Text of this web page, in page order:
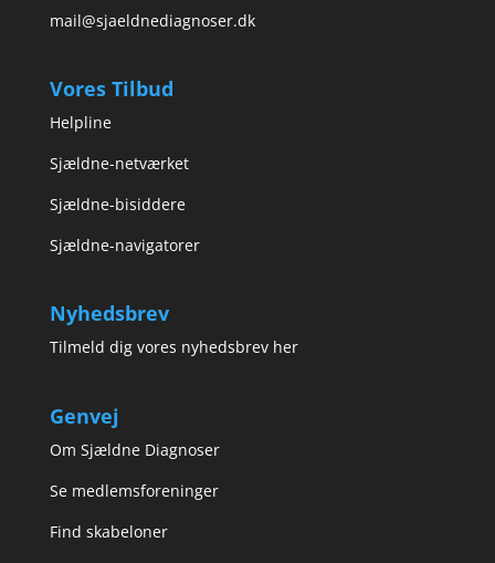
mail@sjaeldnediagnoser.dk
Vores Tilbud
Helpline
Sjældne-netværket
Sjældne-bisiddere
Sjældne-navigatorer
Nyhedsbrev
Tilmeld dig vores nyhedsbrev her
Genvej
Om Sjældne Diagnoser
Se medlemsforeninger
Find skabeloner